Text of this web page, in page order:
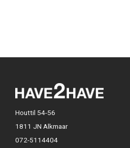
Houttil 54-56
1811 JN Alkmaar
072-5114404